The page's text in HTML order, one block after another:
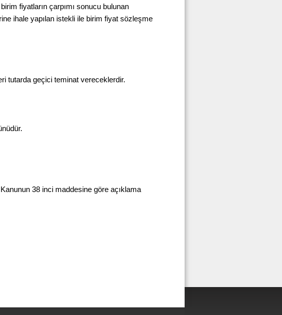
fiyatların çarpımı sonucu bulunan
ihale yapılan istekli ile birim fiyat sözleşme
tutarda geçici teminat vereceklerdir.
38 inci maddesine göre açıklama